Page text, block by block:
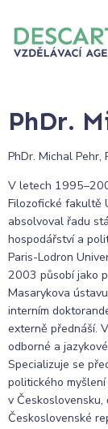
PhDr.
V letech
Filozofické fakultě
absolvoval řadu
hospodářství a
Paris-Lodron
2003 působí jako
Masarykova
interním
externě přednáší.
odborné a
Specializuje se
politického
v
Československé